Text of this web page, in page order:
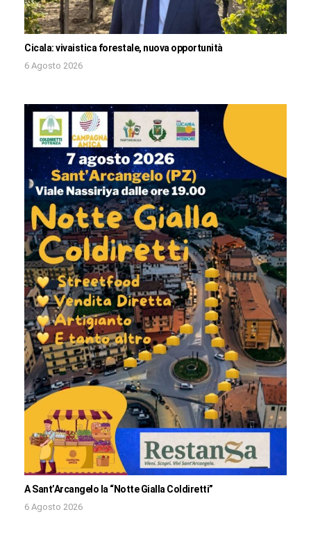
Cicala: vivaistica forestale, nuova opportunità
6 Agosto 2026
A Sant’Arcangelo la “Notte Gialla Coldiretti”
6 Agosto 2026